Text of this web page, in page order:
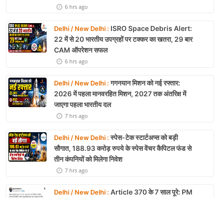
6 hrs ago
Delhi / New Delhi : ISRO Space Debris Alert:
22 में से 20 भारतीय उपग्रहों पर टक्कर का खतरा, 29 बार
CAM ऑपरेशन सफल
6 hrs ago
Delhi / New Delhi :गगनयान मिशन को नई रफ्तार:
2026 में पहला मानवरहित मिशन, 2027 तक अंतरिक्ष में
जाएगा पहला भारतीय दल
7 hrs ago
Delhi / New Delhi :स्पेस-टेक स्टार्टअप्स को बड़ी
सौगात, 188.93 करोड़ रुपये के स्पेस वेंचर कैपिटल फंड से
तीन कंपनियों को मिलेगा निवेश
7 hrs ago
Delhi / New Delhi : Article 370 के 7 साल पूरे: PM